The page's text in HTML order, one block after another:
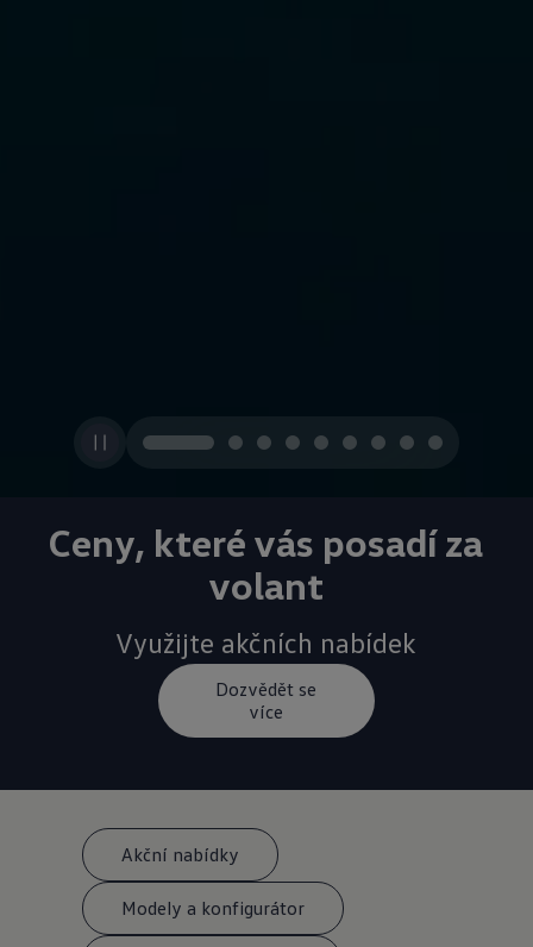
Ceny, které vás posadí za
volant
Využijte akčních nabídek
Dozvědět se
více
Akční nabídky
Modely a konfigurátor